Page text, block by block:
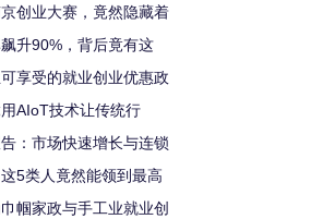
创业大赛，竟然隐藏着
升90%，背后竟有这
享受的就业创业优惠政
AIoT技术让传统行
：市场快速增长与连锁
5类人竟然能领到最高
帼家政与手工业就业创